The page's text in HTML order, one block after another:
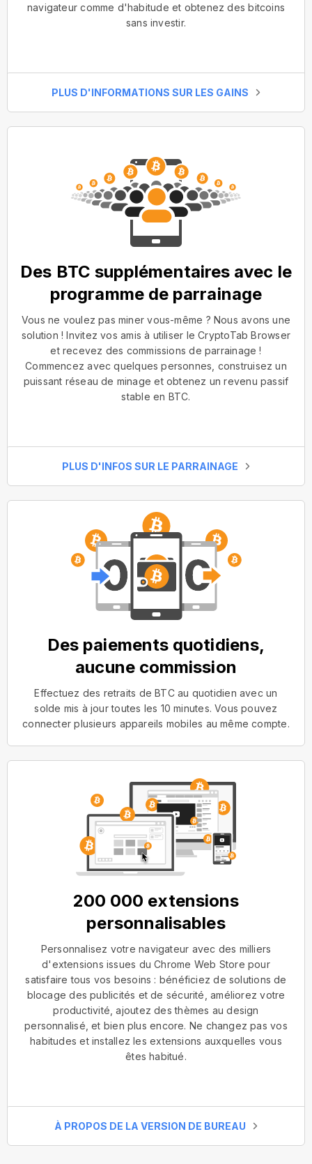
navigateur comme d'habitude et obtenez des bitcoins
sans investir.
PLUS D'INFORMATIONS SUR LES GAINS
Des BTC supplémentaires avec le
programme de parrainage
Vous ne voulez pas miner vous-même ? Nous avons une
solution ! Invitez vos amis à utiliser le CryptoTab Browser
et recevez des commissions de parrainage !
Commencez avec quelques personnes, construisez un
puissant réseau de minage et obtenez un revenu passif
stable en BTC.
PLUS D'INFOS SUR LE PARRAINAGE
Des paiements quotidiens,
aucune commission
Effectuez des retraits de BTC au quotidien avec un
solde mis à jour toutes les 10 minutes. Vous pouvez
connecter plusieurs appareils mobiles au même compte.
200 000 extensions
personnalisables
Personnalisez votre navigateur avec des milliers
d'extensions issues du Chrome Web Store pour
satisfaire tous vos besoins : bénéficiez de solutions de
blocage des publicités et de sécurité, améliorez votre
productivité, ajoutez des thèmes au design
personnalisé, et bien plus encore. Ne changez pas vos
habitudes et installez les extensions auxquelles vous
êtes habitué.
À PROPOS DE LA VERSION DE BUREAU